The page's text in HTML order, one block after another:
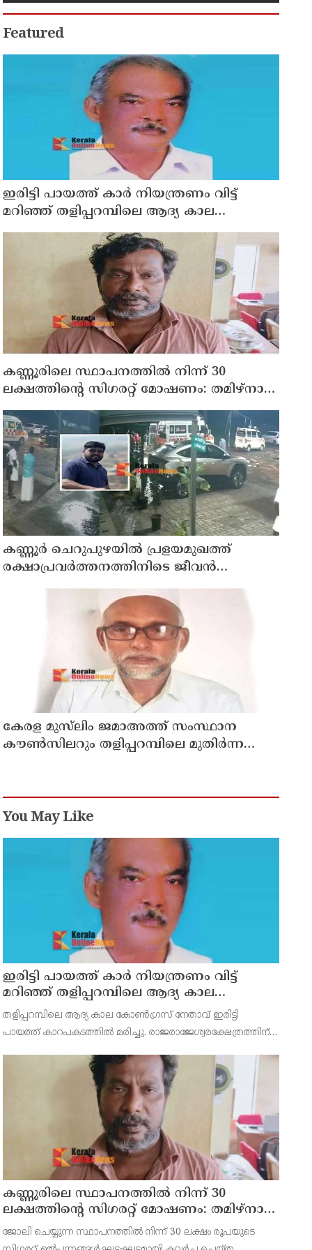
Featured
ഇരിട്ടി പായത്ത് കാർ നിയന്ത്രണം വിട്ട്
മറിഞ്ഞ് തളിപ്പറമ്പിലെ ആദ്യ കാല
കോണ്‍ഗ്രസ് നേതാവ് മരിച്ചു
കണ്ണൂരിലെ സ്ഥാപനത്തിൽ നിന്ന് 30
ലക്ഷത്തിന്റെ സിഗരറ്റ് മോഷണം: തമിഴ്‌നാട്
സ്വദേശിയായ സെയിൽസ്മാൻ
തെങ്കാശിയിൽ പിടിയിൽ
കണ്ണൂർ ചെറുപുഴയിൽ പ്രളയമുഖത്ത്
രക്ഷാപ്രവർത്തനത്തിനിടെ ജീവൻ
നഷ്ടപ്പെട്ട ആർ. രാജേഷിൻ്റെ ഭൗതിക
ശരീരത്തോട് അനാദരവ് കാണിച്ചതായി
കേരള മുസ്‌ലിം ജമാഅത്ത് സംസ്ഥാന
കൗൺസിലറും തളിപ്പറമ്പിലെ മുതിർന്ന
You May Like
ഇരിട്ടി പായത്ത് കാർ നിയന്ത്രണം വിട്ട്
മറിഞ്ഞ് തളിപ്പറമ്പിലെ ആദ്യ കാല
കോണ്‍ഗ്രസ് നേതാവ് മരിച്ചു
തളിപ്പറമ്പിലെ ആദ്യ കാല കോണ്‍ഗ്രസ് നേതാവ് ഇരിട്ടി
പായത്ത് കാറപകടത്തില്‍ മരിച്ചു. രാജരാജേശ്വരക്ഷേത്രത്തിന്
എം.കെ.കേശവനാ(74)ണ് മരിച്ചത്.
കണ്ണൂരിലെ സ്ഥാപനത്തിൽ നിന്ന് 30
ലക്ഷത്തിന്റെ സിഗരറ്റ് മോഷണം: തമിഴ്‌നാട്
സ്വദേശിയായ സെയിൽസ്മാൻ
തെങ്കാശിയിൽ പിടിയിൽ
ജോലി ചെയ്യുന്ന സ്ഥാപനത്തിൽ നിന്ന് 30 ലക്ഷം രൂപയുടെ